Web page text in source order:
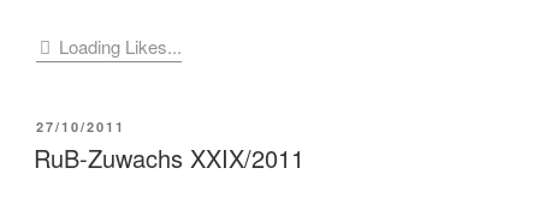
Loading Likes...
VERÖFFENTLICHT
AM
27/10/2011
RuB-Zuwachs XXIX/2011